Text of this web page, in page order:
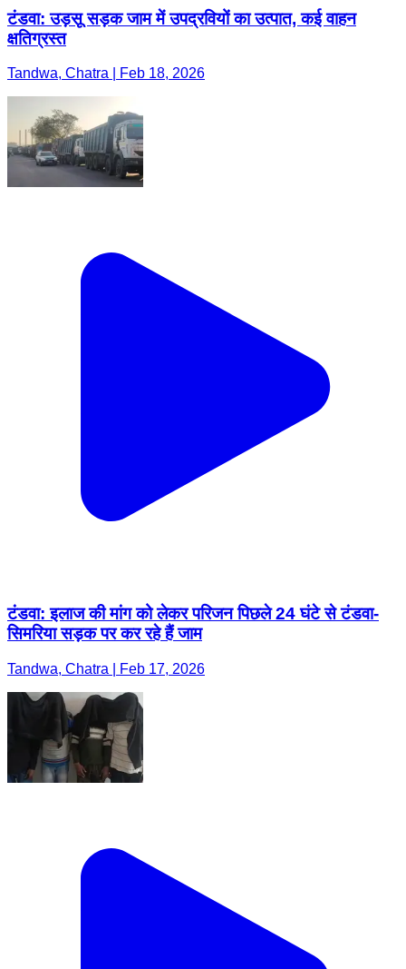
टंडवा: उड़सू सड़क जाम में उपद्रवियों का उत्पात, कई वाहन
क्षतिग्रस्त
Tandwa, Chatra | Feb 18, 2026
टंडवा: इलाज की मांग को लेकर परिजन पिछले 24 घंटे से टंडवा-
सिमरिया सड़क पर कर रहे हैं जाम
Tandwa, Chatra | Feb 17, 2026